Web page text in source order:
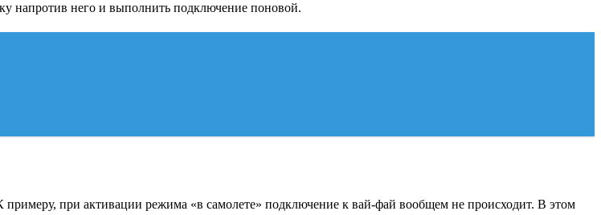
напротив него и выполнить подключение поновой.
при активации режима «в самолете» подключение к вай-фай вообщем не происходит. В этом